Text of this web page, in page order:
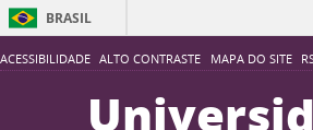
ACESSIBILIDADE ALTO CONTRASTE MAPA DO SITE
BRASIL